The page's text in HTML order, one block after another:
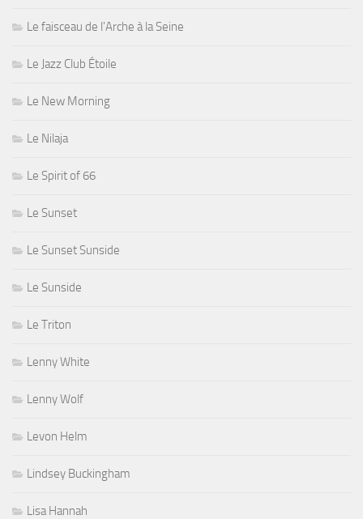
Le faisceau de l'Arche à la Seine
Le Jazz Club Étoile
Le New Morning
Le Nilaja
Le Spirit of 66
Le Sunset
Le Sunset Sunside
Le Sunside
Le Triton
Lenny White
Lenny Wolf
Levon Helm
Lindsey Buckingham
Lisa Hannah